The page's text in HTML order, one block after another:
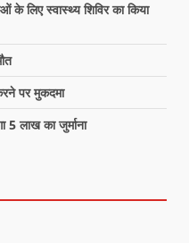
के लिए स्वास्थ्य शिविर का किया
पर मुकदमा
लाख का जुर्माना